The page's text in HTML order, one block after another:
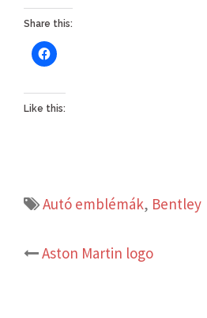
Share this:
Like this:
Autó emblémák, Bentley
Post
Aston Martin logo